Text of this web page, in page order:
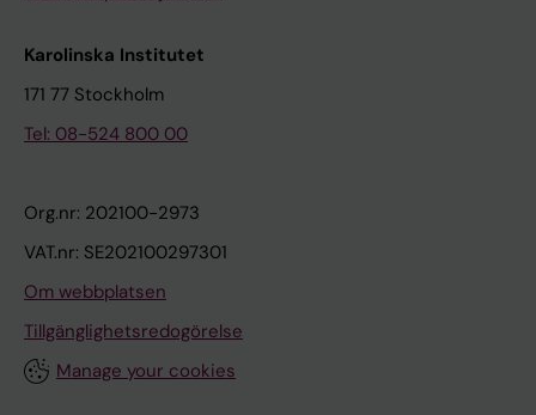
Karolinska Institutet
171 77 Stockholm
Tel: 08-524 800 00
Org.nr: 202100-2973
VAT.nr: SE202100297301
Om webbplatsen
Tillgänglighetsredogörelse
Manage your cookies